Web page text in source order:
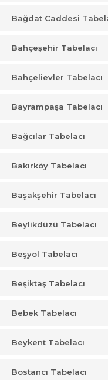
Bağdat Caddesi
Bahçeşehir Tabelacı
Bahçelievler Tabelacı
Bayrampaşa Tabelacı
Bağcılar Tabelacı
Bakırköy Tabelacı
Başakşehir Tabelacı
Beylikdüzü Tabelacı
Beşyol Tabelacı
Beşiktaş Tabelacı
Bebek Tabelacı
Beykent Tabelacı
Bostancı Tabelacı